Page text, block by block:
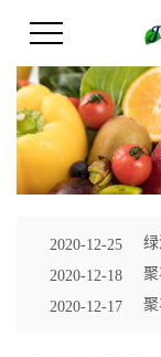
2020-12-25
2020-12-18
聚
2020-12-17